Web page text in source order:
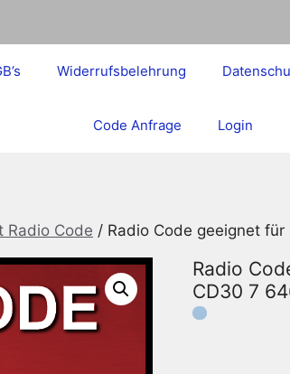
Widerrufsbelehrung
Code Anfrage Login
Radio Code / Radio Code geeignet
Radio
CD30 7